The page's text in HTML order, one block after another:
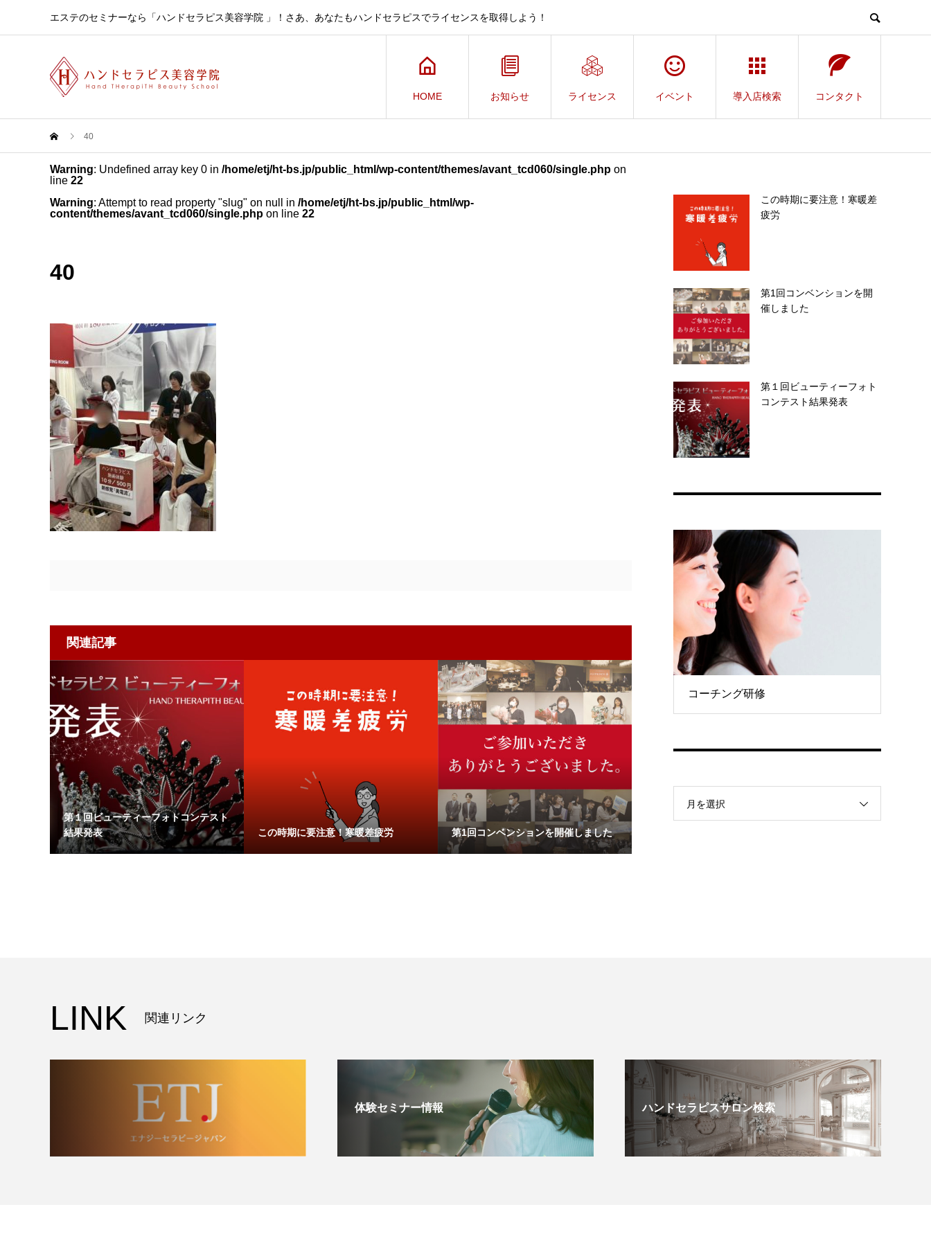
エステのセミナーなら「ハンドセラピス美容学院 」！さあ、あなたもハンドセラピスでライセンスを取得しよう！
HOME お知らせ ライセンス イベント 導入店検索 コンタクト
40
Warning: Undefined array key 0 in /home/etj/ht-bs.jp/public_html/wp-content/themes/avant_tcd060/single.php on
line 22
Warning: Attempt to read property "slug" on null in /home/etj/ht-bs.jp/public_html/wp-
content/themes/avant_tcd060/single.php on line 22
40
関連記事
第１回ビューティーフォトコンテスト
結果発表
この時期に要注意！寒暖差疲労 第1回コンベンションを開催しました
この時期に要注意！寒暖差
疲労
第1回コンベンションを開
催しました
第１回ビューティーフォト
コンテスト結果発表
コーチング研修
月を選択
LINK 関連リンク
体験セミナー情報 ハンドセラピスサロン検索